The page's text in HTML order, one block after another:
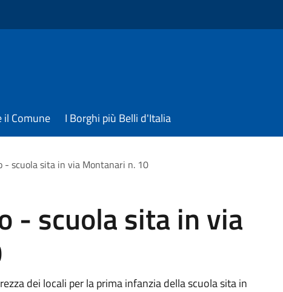
il Comune I Borghi più Belli d'Italia
scuola sita in via Montanari n. 10
- scuola sita in via
dei locali per la prima infanzia della scuola sita in